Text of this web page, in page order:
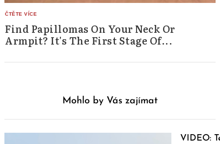
Find Papillomas On Your Neck Or
Armpit? It's The First Stage Of...
Mohlo by Vás zajímat
VIDEO: